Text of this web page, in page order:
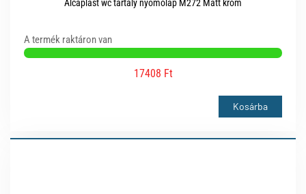
Alcaplast wc tartály nyomólap M272 Matt króm
A termék raktáron van
17408 Ft
Kosárba